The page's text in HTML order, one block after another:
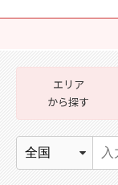
エリア
から探す